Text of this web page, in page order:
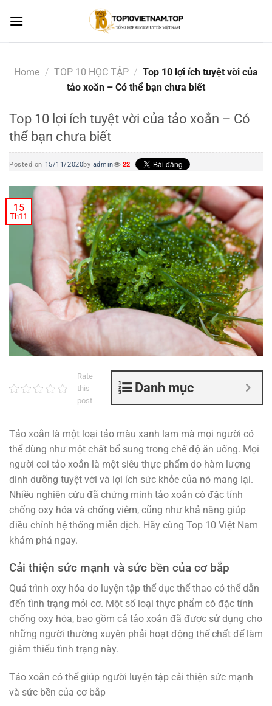
Home / TOP 10 HỌC TẬP / Top 10 lợi ích tuyệt vời của
tảo xoắn – Có thể bạn chưa biết
Top 10 lợi ích tuyệt vời của tảo xoắn – Có
thể bạn chưa biết
Posted on 15/11/2020by admin 22
15
Th11
Danh mục
Rate
this
post
Tảo xoắn là một loại tảo màu xanh lam mà mọi người có
thể dùng như một chất bổ sung trong chế độ ăn uống. Mọi
người coi tảo xoắn là một siêu thực phẩm do hàm lượng
dinh dưỡng tuyệt vời và lợi ích sức khỏe của nó mang lại.
Nhiều nghiên cứu đã chứng minh tảo xoắn có đặc tính
chống oxy hóa và chống viêm, cũng như khả năng giúp
điều chỉnh hệ thống miễn dịch. Hãy cùng Top 10 Việt Nam
khám phá ngay.
Cải thiện sức mạnh và sức bền của cơ bắp
Quá trình oxy hóa do luyện tập thể dục thể thao có thể dẫn
đến tình trạng mỏi cơ. Một số loại thực phẩm có đặc tính
chống oxy hóa, bao gồm cả tảo xoắn đã được sử dụng cho
những người thường xuyên phải hoạt động thể chất để làm
giảm thiểu tình trạng này.
Tảo xoắn có thể giúp người luyện tập cải thiện sức mạnh
và sức bền của cơ bắp